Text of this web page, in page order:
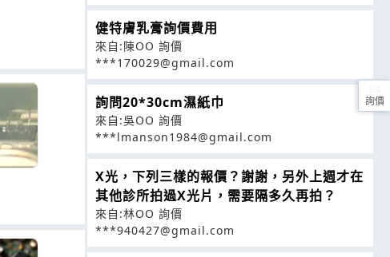
健特膚乳膏詢價費用
來自:陳OO 詢價
***170029@gmail.com
詢問20*30cm濕紙巾
來自:吳OO 詢價
***lmanson1984@gmail.com
X光，下列三樣的報價？謝謝，另外上週才在
其他診所拍過X光片，需要隔多久再拍？
來自:林OO 詢價
***940427@gmail.com
詢價